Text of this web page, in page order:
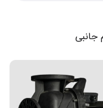
جانبی